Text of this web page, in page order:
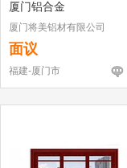
厦门铝合金
厦门将美铝材有限公司
面议
福建-厦门市